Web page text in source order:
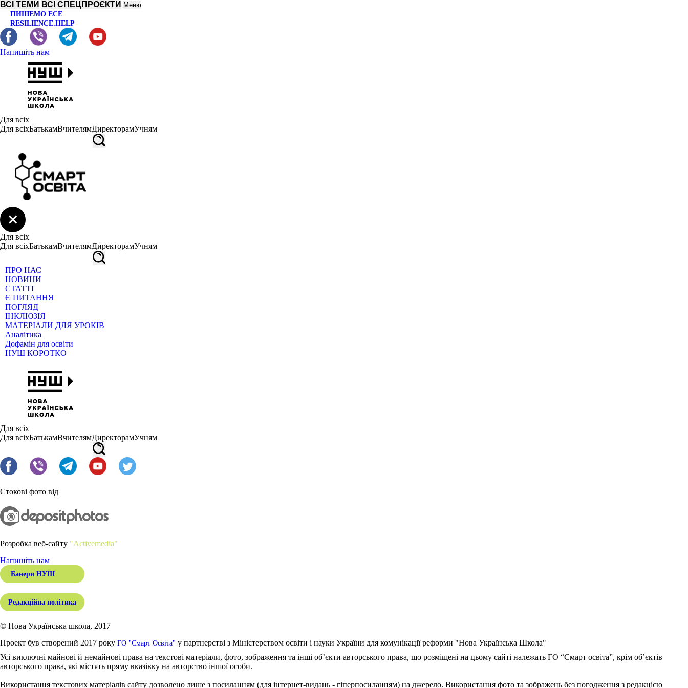
ВСІ ТЕМИ ВСІ СПЕЦПРОЄКТИ Меню
ПИШЕМО ЕСЕ
RESILIENCE.HELP
Напишіть нам
Для всіх
Для всіхБатькамВчителямДиректорамУчням
Для всіх
Для всіхБатькамВчителямДиректорамУчням
ПРО НАС
НОВИНИ
СТАТТІ
Є ПИТАННЯ
ПОГЛЯД
ІНКЛЮЗІЯ
МАТЕРІАЛИ ДЛЯ УРОКІВ
Аналітика
Дофамін для освіти
НУШ КОРОТКО
Для всіх
Для всіхБатькамВчителямДиректорамУчням
Стокові фото від
Розробка веб-сайту "Activemedia"
Напишіть нам
Банери НУШ
Редакційна політика
© Нова Українська школа, 2017
Проект був створений 2017 року ГО "Смарт Освіта" у партнерстві з Міністерством освіти і науки України для комунікації реформи "Нова Українська Школа"
Усі виключні майнові й немайнові права на текстові матеріали, фото, зображення та інші об’єкти авторського права, що розміщені на цьому сайті належать ГО “Смарт освіта”, крім об’єктів
авторського права, які містять пряму вказівку на авторство іншої особи.
Використання текстових матеріалів сайту дозволено лише з посиланням (для інтернет-видань - гіперпосиланням) на джерело. Використання фото та зображень без погодження з редакцією